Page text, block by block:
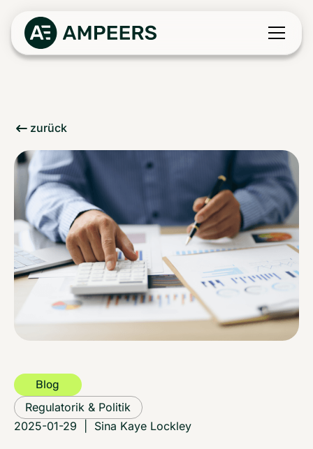
zurück
Blog
Regulatorik & Politik
2025-01-29
Sina Kaye Lockley